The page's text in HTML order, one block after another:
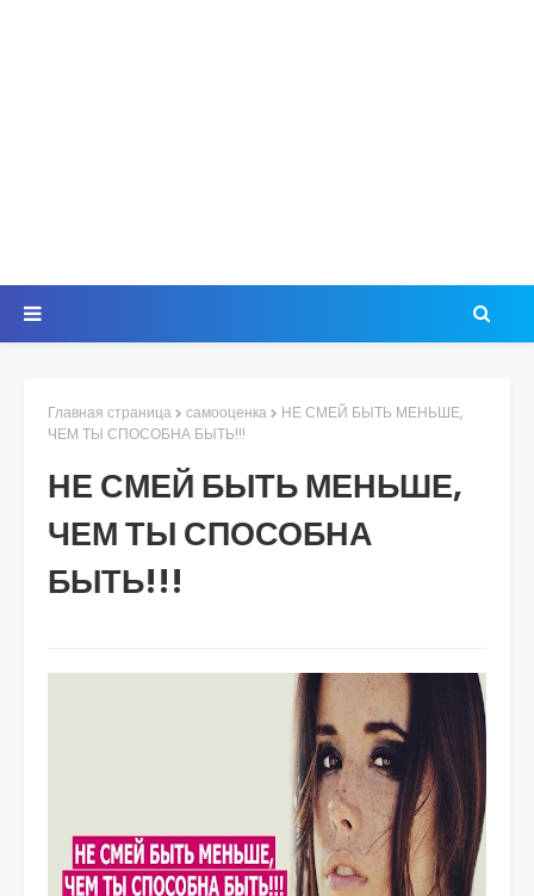
Главная страница самооценка
НЕ СМЕЙ БЫТЬ МЕНЬШЕ,
ЧЕМ ТЫ СПОСОБНА БЫТЬ!!!
НЕ СМЕЙ БЫТЬ МЕНЬШЕ,
ЧЕМ ТЫ СПОСОБНА
БЫТЬ!!!